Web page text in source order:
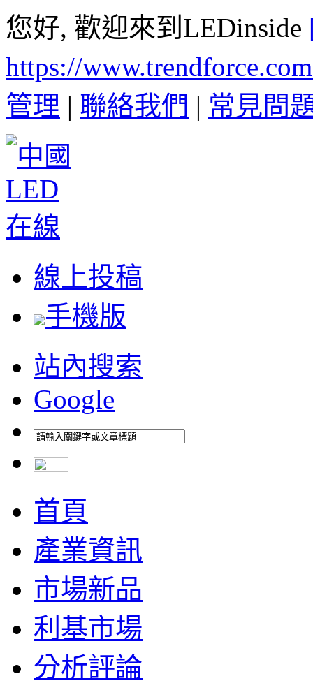
您好, 歡迎來到LEDinside
https://
管理 | 聯絡我們 | 常見問
線上投稿
手機版
站內搜索
Google
首頁
產業資訊
市場新品
利基市場
分析評論